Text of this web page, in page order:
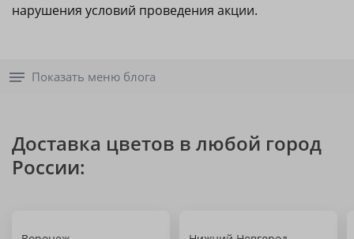
нарушения условий проведения акции.
Показать меню блога
Доставка цветов в любой город
России: